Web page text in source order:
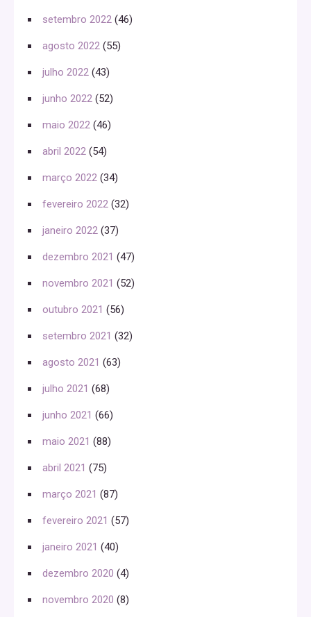
setembro 2022 (46)
agosto 2022 (55)
julho 2022 (43)
junho 2022 (52)
maio 2022 (46)
abril 2022 (54)
março 2022 (34)
fevereiro 2022 (32)
janeiro 2022 (37)
dezembro 2021 (47)
novembro 2021 (52)
outubro 2021 (56)
setembro 2021 (32)
agosto 2021 (63)
julho 2021 (68)
junho 2021 (66)
maio 2021 (88)
abril 2021 (75)
março 2021 (87)
fevereiro 2021 (57)
janeiro 2021 (40)
dezembro 2020 (4)
novembro 2020 (8)